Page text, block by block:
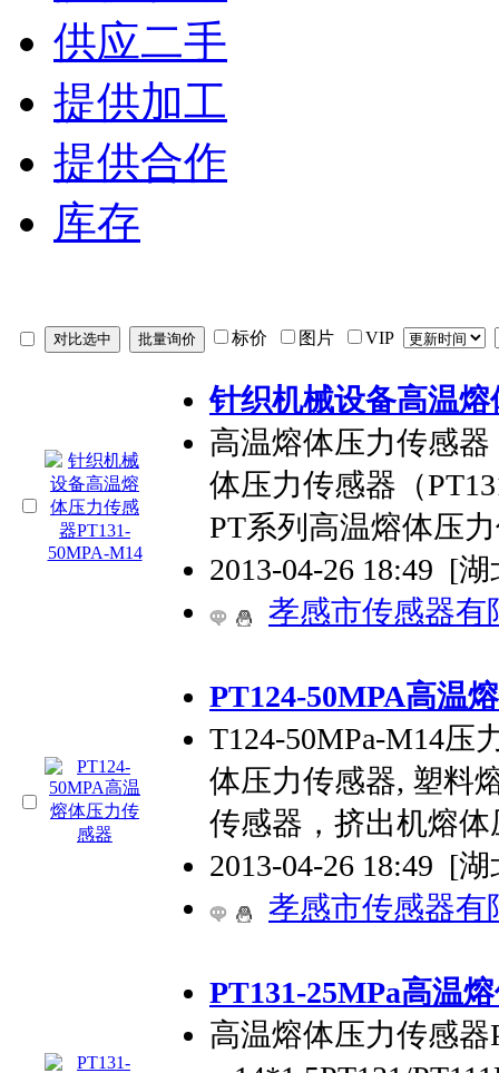
供应二手
提供加工
提供合作
库存
标价 图片 VIP
针织机械设备高温
高温熔体压力传感器
体压力传感器（
PT系列高温熔体压
2013-04-26 18:49 [湖
孝感市传感器有
PT124-50MPA高温
T124-50MPa-M14压
体压力传感器, 塑料
传感器，挤出机熔体
2013-04-26 18:49 [湖
孝感市传感器有
PT131-25MPa高温
高温熔体压力传感器